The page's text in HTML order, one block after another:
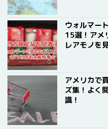
ウォルマー
15選！アメ
レアモノを
アメリカで
ズ集！よく
識！